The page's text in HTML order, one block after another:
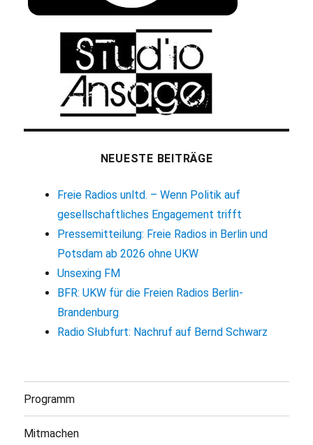
NEUESTE BEITRÄGE
Freie Radios unltd. – Wenn Politik auf
gesellschaftliches Engagement trifft
Pressemitteilung: Freie Radios in Berlin und
Potsdam ab 2026 ohne UKW
Unsexing FM
BFR: UKW für die Freien Radios Berlin-
Brandenburg
Radio Słubfurt: Nachruf auf Bernd Schwarz
Programm
Mitmachen